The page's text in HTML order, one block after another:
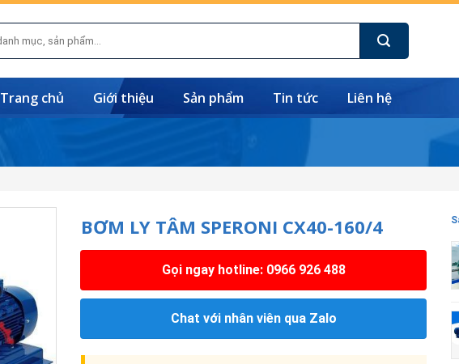
Trang chủ Giới thiệu Sản phẩm Tin tức Liên hệ
BƠM LY TÂM SPERONI CX40-160/4
Gọi ngay hotline: 0966 926 488
Chat với nhân viên qua Zalo